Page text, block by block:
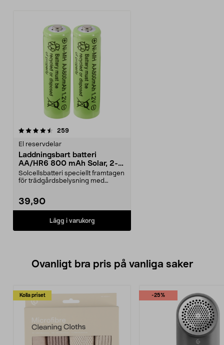
259recensioner
El reservdelar
Laddningsbart batteri
AA/HR6 800 mAh Solar, 2-
pack
Solcellsbatteri speciellt framtagen
för trädgårdsbelysning med
39,90
Lägg i varukorg
Ovanligt bra pris på vanliga saker
Kolla priset -25%